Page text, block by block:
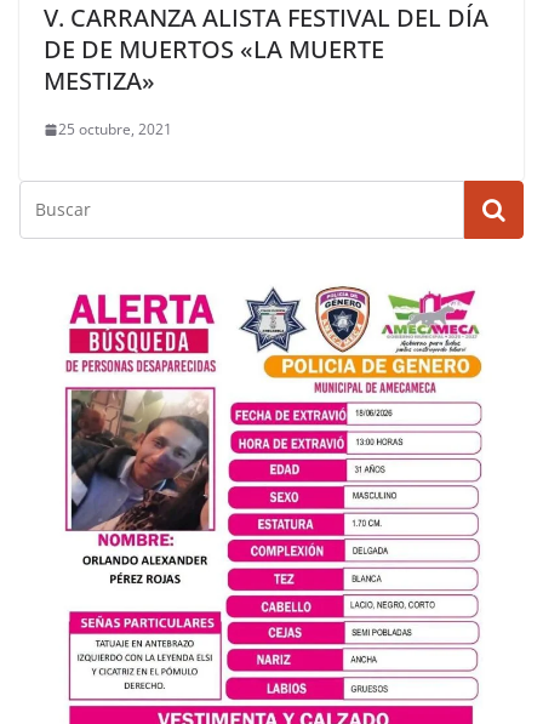
V. CARRANZA ALISTA FESTIVAL DEL DÍA
DE DE MUERTOS «LA MUERTE
MESTIZA»
25 octubre, 2021